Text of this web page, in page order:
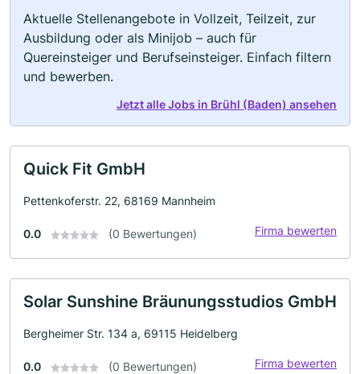
Aktuelle Stellenangebote in Vollzeit, Teilzeit, zur
Ausbildung oder als Minijob – auch für
Quereinsteiger und Berufseinsteiger. Einfach filtern
und bewerben.
Jetzt alle Jobs in Brühl (Baden) ansehen
Quick Fit GmbH
Pettenkoferstr. 22, 68169 Mannheim
0.0 (0 Bewertungen) Firma bewerten
Solar Sunshine Bräunungsstudios GmbH
Bergheimer Str. 134 a, 69115 Heidelberg
0.0 (0 Bewertungen) Firma bewerten